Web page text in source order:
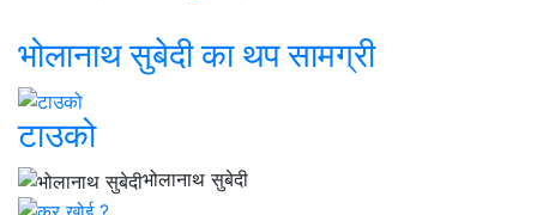
भोलानाथ सुबेदी का थप सामग्री
टाउको
भोलानाथ सुबेदी